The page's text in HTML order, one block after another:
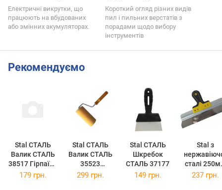
Електричні викрутки, що
працюють на вбудованих
або змінних акумуляторах.
Короткий огляд різних видів
пил і пильних верстатів з
порадами щодо вибору
інструментів
Рекомендуємо
Stal СТАЛЬ
Валик СТАЛЬ
38517 Гірпаїнт
(250х48х8 мм)
Stal СТАЛЬ
Валик СТАЛЬ
35523
структурний
Stal СТАЛЬ
Шкребок
СТАЛЬ 37177
Stal з
сталі
Сталь
179 грн. 299 грн. 149 грн. 237 грн.